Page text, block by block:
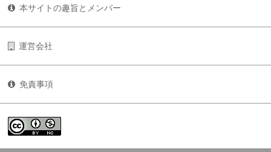
本サイトの趣旨とメンバー
運営会社
免責事項